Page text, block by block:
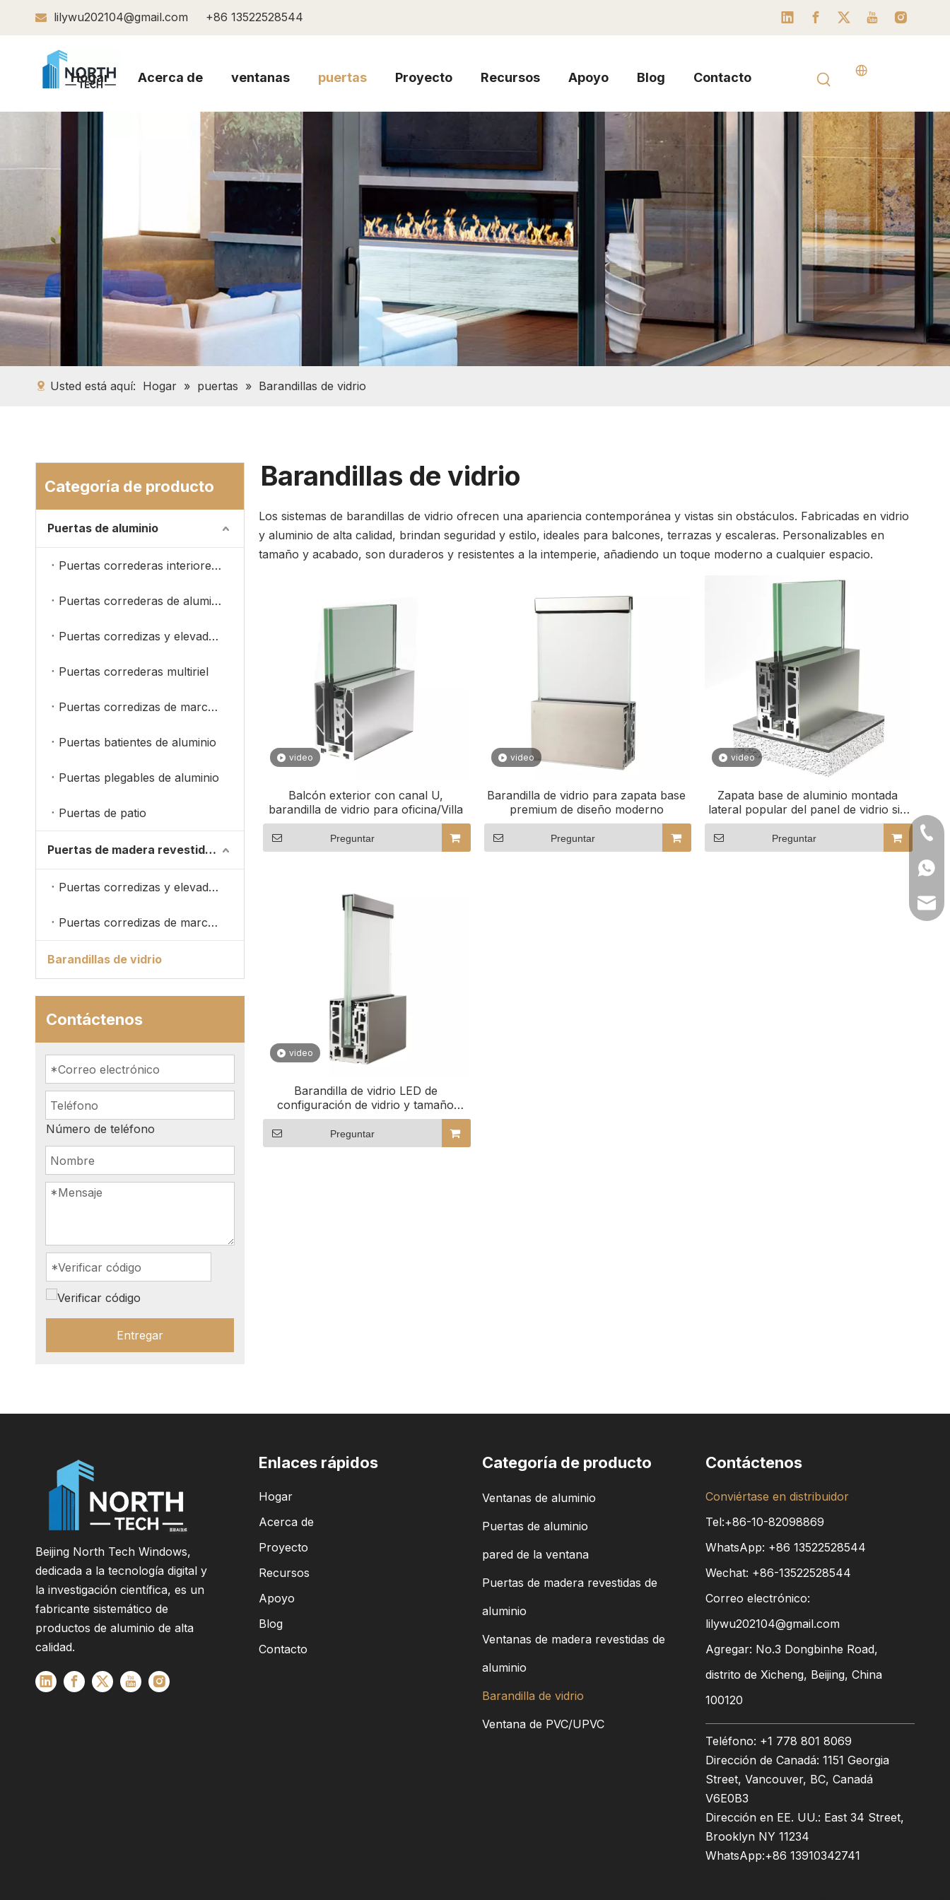
 lilywu202104@gmail.com +86 13522528544
Hogar Acerca de ventanas puertas Proyecto Recursos Apoyo Blog Contacto
Usted está aquí: Hogar » puertas » Barandillas de vidrio
Categoría de producto
Puertas de aluminio
Puertas correderas interiores de aluminio
Puertas correderas de aluminio
Puertas corredizas y elevadoras de aluminio
Puertas correderas multiriel
Puertas corredizas de marco estrecho
Puertas batientes de aluminio
Puertas plegables de aluminio
Puertas de patio
Puertas de madera revestidas de aluminio
Puertas corredizas y elevadoras de madera revestidas de aluminio
Puertas corredizas de marcos estrechos
Barandillas de vidrio
Contáctenos
Número de teléfono
Entregar
Barandillas de vidrio
Los sistemas de barandillas de vidrio ofrecen una apariencia contemporánea y vistas sin obstáculos. Fabricadas en vidrio
y aluminio de alta calidad, brindan seguridad y estilo, ideales para balcones, terrazas y escaleras. Personalizables en
tamaño y acabado, son duraderos y resistentes a la intemperie, añadiendo un toque moderno a cualquier espacio.
video
Balcón exterior con canal U,
barandilla de vidrio para oficina/Villa
Preguntar
video
Barandilla de vidrio para zapata base
premium de diseño moderno
Preguntar
video
Zapata base de aluminio montada
lateral popular del panel de vidrio sin
marco del perfil de vidrio del canal U
para la barandilla de vidrio
Preguntar
video
Barandilla de vidrio LED de
configuración de vidrio y tamaño
personalizado de Northtech para
arquitectura moderna
Preguntar
Beijing North Tech Windows,
dedicada a la tecnología digital y
la investigación científica, es un
fabricante sistemático de
productos de aluminio de alta
calidad.
+86-
+86
Enlaces rápidos
Hogar
Acerca de
Proyecto
Recursos
Apoyo
Blog
Contacto
Categoría de producto
Ventanas de aluminio
Puertas de aluminio
pared de la ventana
Puertas de madera revestidas de
aluminio
Ventanas de madera revestidas de
aluminio
Barandilla de vidrio
Ventana de PVC/UPVC
Contáctenos
Conviértase en distribuidor
Tel:+86-10-82098869
WhatsApp: +86 13522528544
Wechat: +86-13522528544
Correo electrónico:
lilywu202104@gmail.com
Agregar: No.3 Dongbinhe Road,
distrito de Xicheng, Beijing, China
100120
Teléfono: +1 778 801 8069
Dirección de Canadá: 1151 Georgia
Street, Vancouver, BC, Canadá
V6E0B3
Dirección en EE. UU.: East 34 Street,
Brooklyn NY 11234
WhatsApp:+86 13910342741